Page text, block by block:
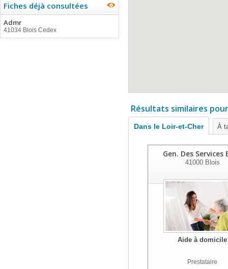
Fiches déjà consultées
Admr
41034 Blois Cedex
Résultats similaires
Dans le Loir-et-Cher À
Gen. Des Services
41000Blois
Aide à domicile
Prestataire